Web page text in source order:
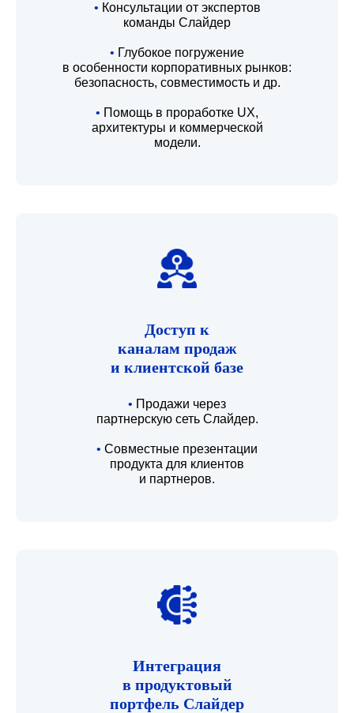
• Консультации от экспертов
команды Слайдер
• Глубокое погружение
в особенности корпоративных рынков:
безопасность, совместимость и др.
• Помощь в проработке UX,
архитектуры и коммерческой
модели.
Доступ к
каналам продаж
и клиентской базе
• Продажи через
партнерскую сеть Слайдер.
• Совместные презентации
продукта для клиентов
и партнеров.
Интеграция
в продуктовый
портфель Слайдер